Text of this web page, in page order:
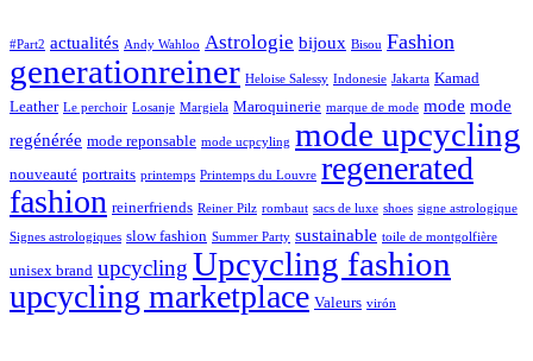
#Part2 actualités Andy Wahloo Astrologie bijoux Bisou Fashion
generationreiner Heloise Salessy Indonesie Jakarta Kamad
Leather Le perchoir Losanje Margiela Maroquinerie marque de mode mode mode
regénérée mode reponsable mode ucpcyling mode upcycling
nouveauté portraits printemps Printemps du Louvre regenerated
fashion reinerfriends Reiner Pilz rombaut sacs de luxe shoes signe astrologique
Signes astrologiques slow fashion Summer Party sustainable toile de montgolfière
unisex brand upcycling Upcycling fashion
upcycling marketplace Valeurs virón